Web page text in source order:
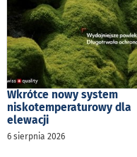
Wkrótce nowy system
niskotemperaturowy dla
elewacji
6 sierpnia 2026